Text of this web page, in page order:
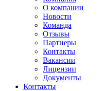
О компании
Новости
Команда
Отзывы
Партнеры
Контакты
Вакансии
Лицензии
Документы
Контакты